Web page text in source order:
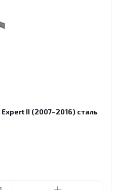
II (2007–2016) сталь